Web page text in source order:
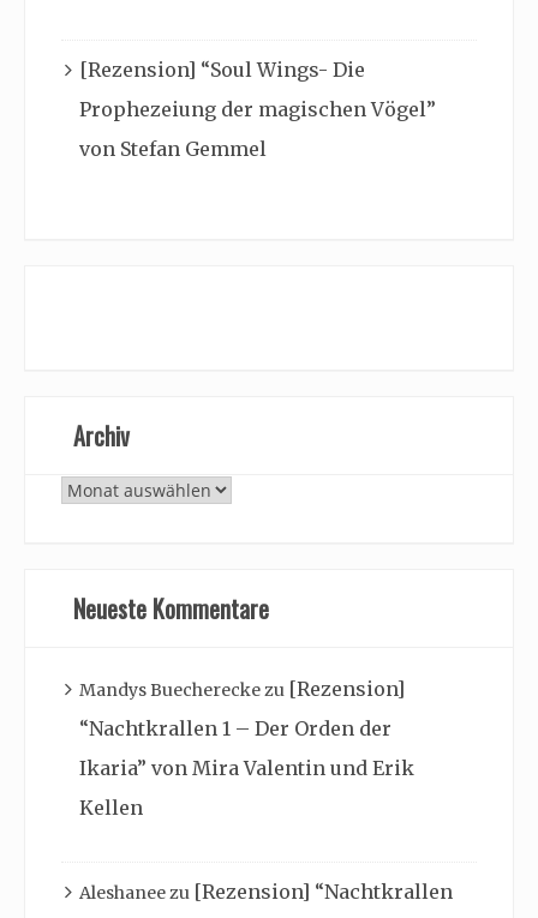
[Rezension] “Soul Wings- Die
Prophezeiung der magischen Vögel”
von Stefan Gemmel
Archiv
Archiv
Neueste Kommentare
Mandys Buechereckezu [Rezension]
“Nachtkrallen 1 – Der Orden der
Ikaria” von Mira Valentin und Erik
Kellen
Aleshaneezu [Rezension] “Nachtkrallen